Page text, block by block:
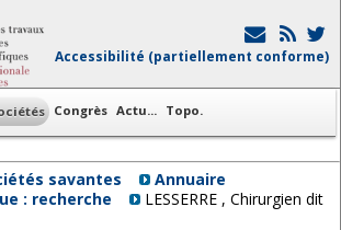
Accessibilité (partiellement conforme)
Congrès Actu... Topo.
savantes
Annuaire
: recherche
LESSERRE , Chirurgien dit